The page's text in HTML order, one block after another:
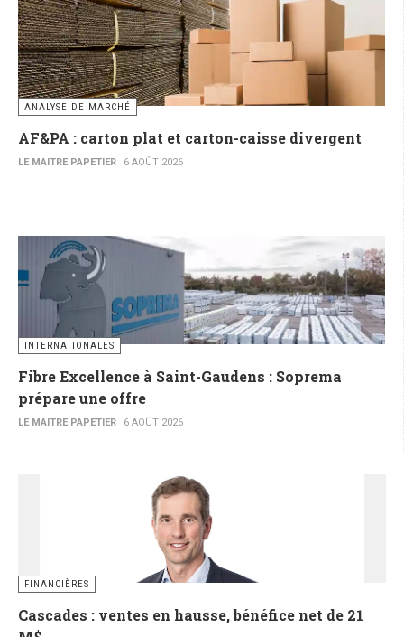
ANALYSE DE MARCHÉ
AF&PA : carton plat et carton-caisse divergent
LE MAITRE PAPETIER 6 AOÛT 2026
INTERNATIONALES
Fibre Excellence à Saint-Gaudens : Soprema
prépare une offre
LE MAITRE PAPETIER 6 AOÛT 2026
FINANCIÈRES
Cascades : ventes en hausse, bénéfice net de 21